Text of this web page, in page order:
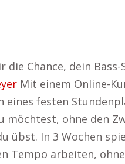
Chance, dein Bass-
Mit einem Online-
festen
möchtest, ohne den
übst. In 3 Wochen
Tempo arbeiten,